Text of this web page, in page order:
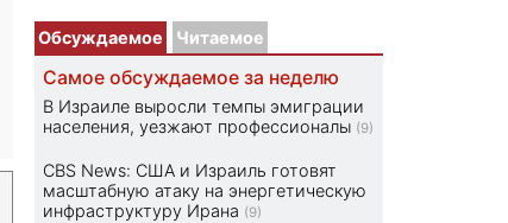
Обсуждаемое Читаемое
Самое обсуждаемое за неделю
В Израиле выросли темпы эмиграции
населения, уезжают профессионалы (9)
CBS News: США и Израиль готовят
масштабную атаку на энергетическую
инфраструктуру Ирана (9)